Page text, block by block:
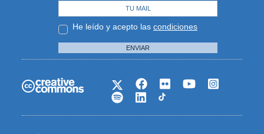
He leído y acepto las condiciones
ENVIAR